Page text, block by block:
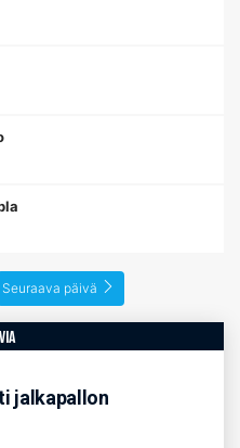
Seuraava päivä
jalkapallon